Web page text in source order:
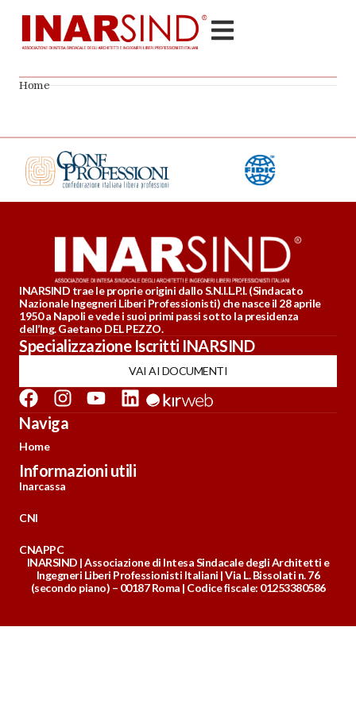
Home
INARSIND trae le proprie origini dallo S.N.I.L.P.I. (Sindacato
Nazionale Ingegneri Liberi Professionisti) che nasce il 28 aprile
1950 a Napoli e vede i suoi primi passi sotto la presidenza
dell’Ing. Gaetano DEL PEZZO.
Specializzazione Iscritti INARSIND
VAI AI DOCUMENTI
Naviga
Home
Informazioni utili
Inarcassa
CNI
CNAPPC
INARSIND | Associazione di Intesa Sindacale degli Architetti e
Ingegneri Liberi Professionisti Italiani | Via L. Bissolati n. 76
(secondo piano) – 00187 Roma | Codice fiscale: 01253380586